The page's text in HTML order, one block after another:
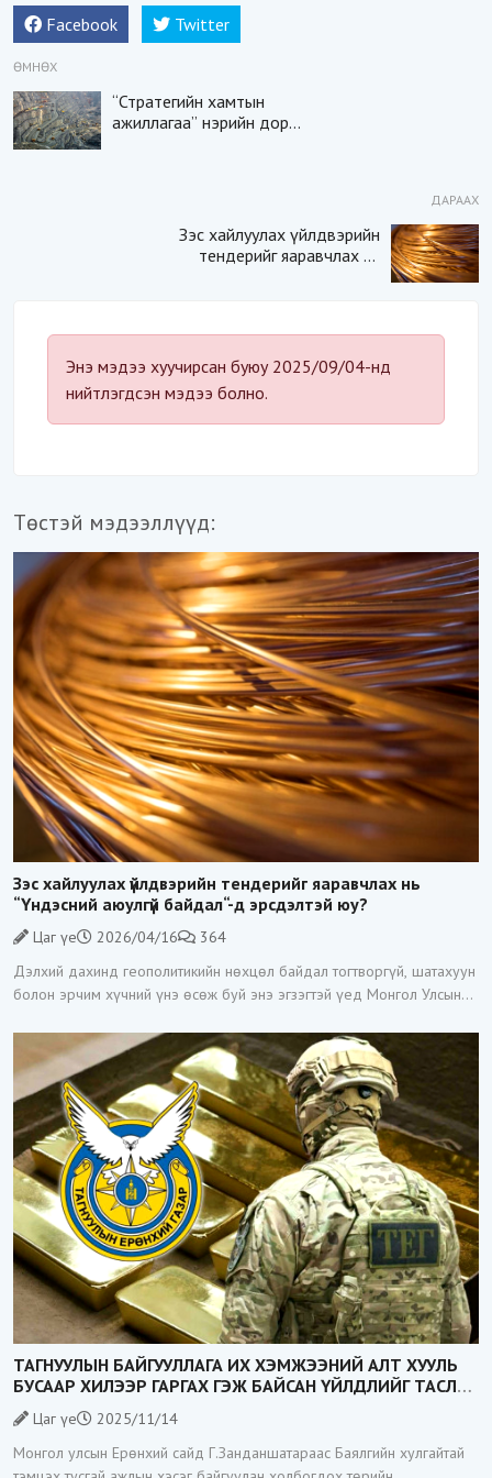
Facebook Twitter
ӨМНӨХ
“Стратегийн хамтын
ажиллагаа” нэрийн дор
ДАРААХ
Зэс хайлуулах үйлдвэрийн
тендерийг яаравчлах нь
Энэ мэдээ хуучирсан буюу 2025/09/04-нд
нийтлэгдсэн мэдээ болно.
Төстэй мэдээллүүд:
Зэс хайлуулах үйлдвэрийн тендерийг яаравчлах нь
“Үндэсний аюулгүй байдал“-д эрсдэлтэй юу?
Цаг үе 2026/04/16
364
Дэлхий дахинд геополитикийн нөхцөл байдал тогтворгүй, шатахуун
болон эрчим хүчний үнэ өсөж буй энэ эгзэгтэй үед Монгол Улсын
зарласан нь
ТАГНУУЛЫН БАЙГУУЛЛАГА ИХ ХЭМЖЭЭНИЙ АЛТ ХУУЛЬ
БУСААР ХИЛЭЭР ГАРГАХ ГЭЖ БАЙСАН ҮЙЛДЛИЙГ ТАСЛАН
ЗОГСООЛОО
Цаг үе
2025/11/14
Монгол улсын Ерөнхий сайд Г.Занданшатараас Баялгийн хулгайтай